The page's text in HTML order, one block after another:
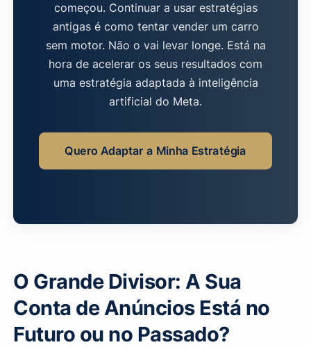
começou. Continuar a usar estratégias
antigas é como tentar vender um carro
sem motor. Não o vai levar longe. Está na
hora de acelerar os seus resultados com
uma estratégia adaptada à inteligência
artificial do Meta.
Quero Adaptar a Minha Estratégia
O Grande Divisor: A Sua
Conta de Anúncios Está no
Futuro ou no Passado?